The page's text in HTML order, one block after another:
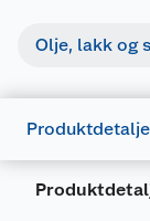
Olje, lakk og
Fareutsagn
H411Giftig,